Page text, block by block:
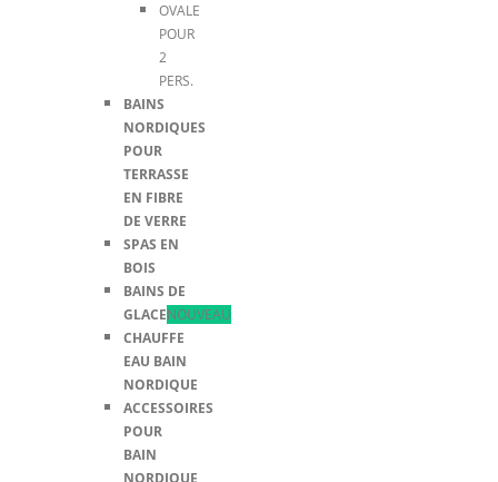
OVALE
POUR
2
PERS.
BAINS
NORDIQUES
POUR
TERRASSE
EN FIBRE
DE VERRE
SPAS EN
BOIS
BAINS DE
GLACENOUVEAU
CHAUFFE
EAU BAIN
NORDIQUE
ACCESSOIRES
POUR
BAIN
NORDIQUE